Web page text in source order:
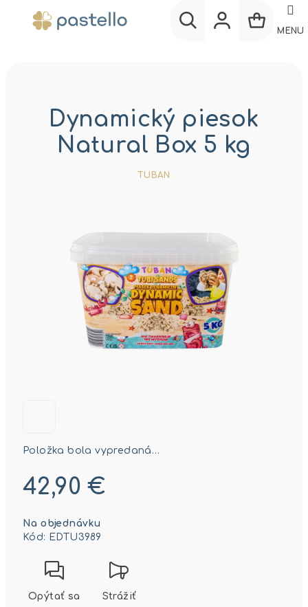
MENU
Položka bola vypredaná…
42,90 €
cena:
Na objednávku
Kód: EDTU3989
Opýtať sa Strážiť
Dynamický piesok
Natural Box 5 kg
TUBAN